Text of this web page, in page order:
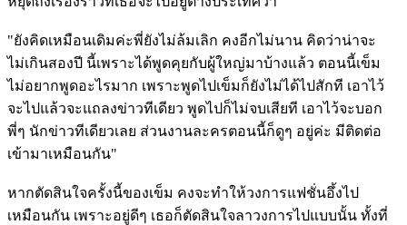
"ยังคิดเหมือนเดิมค่ะพี่ยังไม่ล้มเลิก คงอีกไม่นาน คิดว่าน่าจะ
ไม่เกินสองปี นี้เพราะได้พูดคุยกับผู้ใหญ่มาบ้างแล้ว ตอนนี้เข็ม
ไม่อยากพูดอะไรมาก เพราะพูดไปเข็มก็ยังไม่ได้ไปสักที เอาไว้
จะไปแล้วจะแถลงข่าวทีเดียว พูดไปก็ไม่จบเสียที เอาไว้จะบอก
พี่ๆ นักข่าวทีเดียวเลย ส่วนงานละครตอนนี้ก็ดูๆ อยู่ค่ะ มีติดต่อ
เข้ามาเหมือนกัน"
หากตัดสินใจครั้งนี้ของเข็ม คงจะทำให้วงการแฟชั่นอึ้งไป
เหมือนกัน เพราะอยู่ดีๆ เธอก็ตัดสินใจลาวงการไปแบบนั้น ทั้งที่